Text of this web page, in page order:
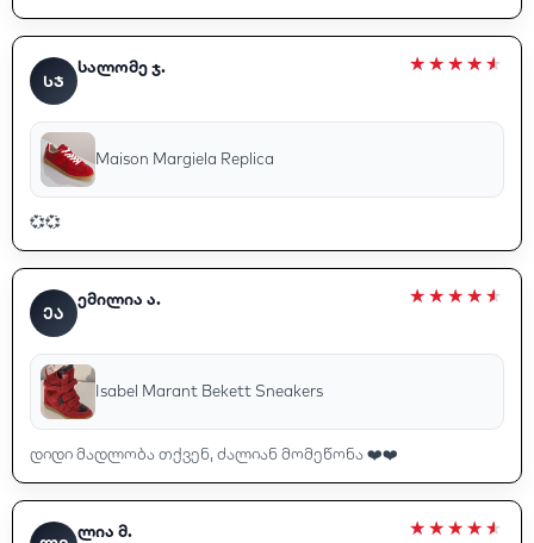
ᲡᲯ
სალომე ჯ.
Maison Margiela Replica
💞💞
ᲔᲐ
ემილია ა.
Isabel Marant Bekett Sneakers
დიდი მადლობა თქვენ, ძალიან მომეწონა ❤️❤️
ლია მ.